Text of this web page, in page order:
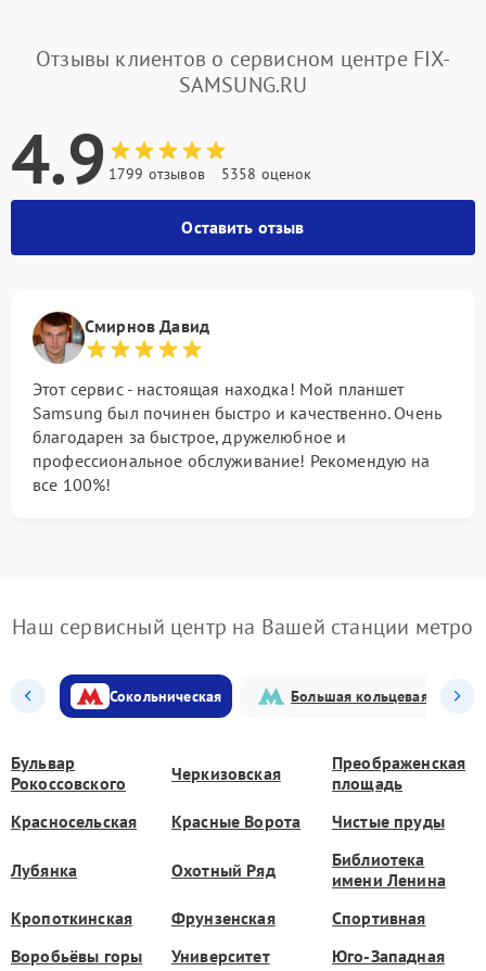
Отзывы клиентов о сервисном центре FIX-
SAMSUNG.RU
4.9 1799 отзывов 5358 оценок
Оставить отзыв
Смирнов Давид
Этот сервис - настоящая находка! Мой планшет
Samsung был починен быстро и качественно. Очень
благодарен за быстрое, дружелюбное и
профессиональное обслуживание! Рекомендую на
все 100%!
Наш сервисный центр на Вашей станции метро
Сокольническая Большая кольцевая
Бульвар
Рокоссовского
Черкизовская
Преображенская
площадь
Красносельская
Красные Ворота Чистые пруды
Лубянка Охотный Ряд
Библиотека
имени Ленина
Кропоткинская
Фрунзенская
Спортивная
Воробьёвы горы
Университет Юго-Западная